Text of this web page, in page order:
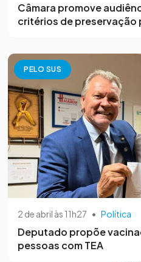
Câmara promove
critérios de preservação
PELO SUS
2 de abril às 11h27 • Política
Deputado propõe
pessoas com TEA